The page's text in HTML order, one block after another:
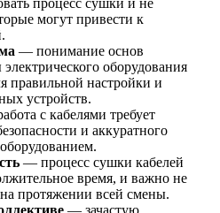
могут привести к
— понимание основ
оборудования
правильной настройки и
устройств.
с кабелями требует
и аккуратного
— процесс сушки кабелей
время, и важно не
протяжении всей смены.
— зачастую